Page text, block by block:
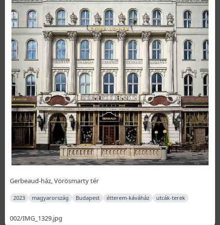
Gerbeaud-ház, Vörösmarty tér
2023 magyarország Budapest étterem-káváház utcák-terek
002/IMG_1329.jpg